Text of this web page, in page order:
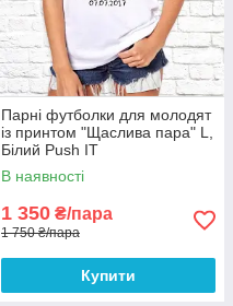
Парні футболки для молодят
із принтом "Щаслива пара" L,
Білий Push IT
В наявності
1 350 ₴/пара
1 750 ₴/пара
Купити